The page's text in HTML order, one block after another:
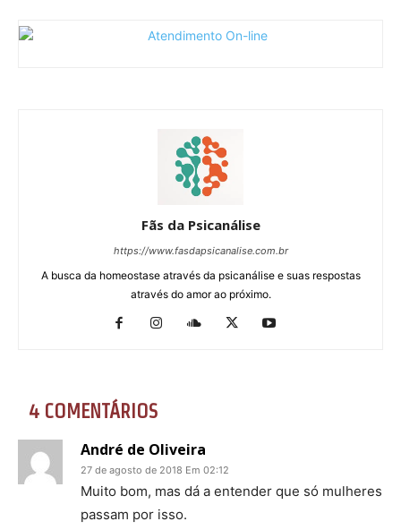
Fãs da Psicanálise
https://www.fasdapsicanalise.com.br
A busca da homeostase através da psicanálise e suas respostas
através do amor ao próximo.
4 COMENTÁRIOS
André de Oliveira
27 de agosto de 2018 Em 02:12
Muito bom, mas dá a entender que só mulheres
passam por isso.